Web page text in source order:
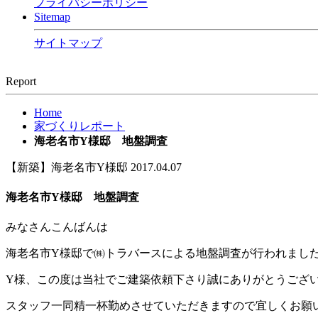
Sitemap
サイトマップ
Report
Home
家づくりレポート
海老名市Y様邸 地盤調査
【新築】海老名市Y様邸 2017.04.07
海老名市Y様邸 地盤調査
みなさんこんばんは
海老名市Y様邸で㈱トラバースによる地盤調査が行われました
Y様、この度は当社でご建築依頼下さり誠にありがとうござい
スタッフ一同精一杯勤めさせていただきますので宜しくお願